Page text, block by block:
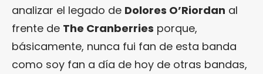
analizar el legado de Dolores O’Riordan al
frente de The Cranberries porque,
básicamente, nunca fui fan de esta banda
como soy fan a día de hoy de otras bandas,